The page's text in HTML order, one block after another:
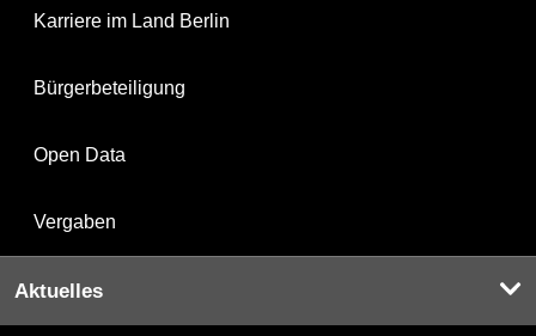
Karriere im Land Berlin
Bürgerbeteiligung
Open Data
Vergaben
Aktuelles